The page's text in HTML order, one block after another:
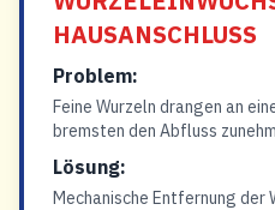
HAUSANSCHLUSS
Problem:
Feine Wurzeln drangen an
bremsten den Abfluss
Lösung:
Mechanische Entfernung der